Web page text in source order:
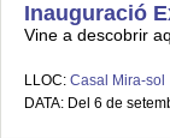
Inauguració
Vine a descobrir
LLOC: Casal Mira-sol
DATA: Del 6 de